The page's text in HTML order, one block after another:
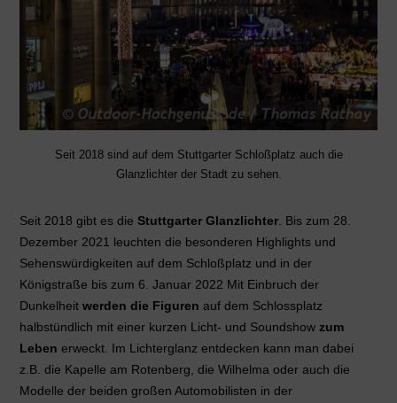
Seit 2018 sind auf dem Stuttgarter Schloßplatz auch die
Glanzlichter der Stadt zu sehen.
Seit 2018 gibt es die Stuttgarter Glanzlichter. Bis zum 28.
Dezember 2021 leuchten die besonderen Highlights und
Sehenswürdigkeiten auf dem Schloßplatz und in der
Königstraße bis zum 6. Januar 2022 Mit Einbruch der
Dunkelheit werden die Figuren auf dem Schlossplatz
halbstündlich mit einer kurzen Licht- und Soundshow zum
Leben erweckt. Im Lichterglanz entdecken kann man dabei
z.B. die Kapelle am Rotenberg, die Wilhelma oder auch die
Modelle der beiden großen Automobilisten in der